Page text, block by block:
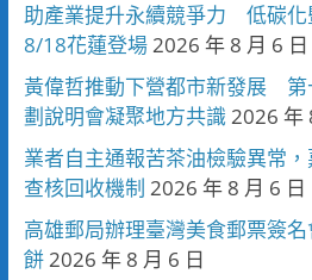
助產業提升永續競爭力 低碳化
8/18花蓮登場2026 年 8 月 6 日
黃偉哲推動下營都市新發展 第
劃說明會凝聚地方共識2026 年
業者自主通報苦茶油檢驗異常
查核回收機制 2026 年 8 月 6 日
高雄郵局辦理臺灣美食郵票簽
餅2026 年 8 月 6 日